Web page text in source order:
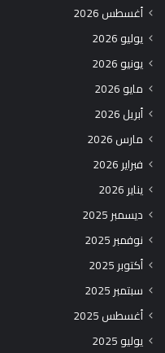
أغسطس 2026
يوليو 2026
يونيو 2026
مايو 2026
أبريل 2026
مارس 2026
فبراير 2026
يناير 2026
ديسمبر 2025
نوفمبر 2025
أكتوبر 2025
سبتمبر 2025
أغسطس 2025
يوليو 2025